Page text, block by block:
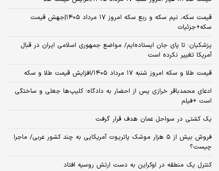
قیمت سکه، نیم سکه و ربع سکه امروز ۱۷ مرداد ۱۴۰۵|جهش قیمت
سکه+جزئیات
پزشکیان: تا پای جان ایستاده‌ایم/ مواضع جمهوری اسلامی ایران در قبال
آمریکا تغییر نکرده است
قیمت طلا و سکه امروز شنبه ۱۷ مرداد ۱۴۰۵/افزایش قیمت طلا و سکه
ادعای محمدباقر خرازی پس از احضار به دادگاه؛ کلیپ‌ها جعلی و ساختگی
است +فیلم
یک کشتی در سواحل عمان هدف قرار گرفت
فروش بیش از ۵ هزار موشک پاتریوت آمریکایی به چند کشور عربی/ ماجرا
چیست؟
کنترل یک منطقه در اوکراین به دست ارتش روسیه افتاد